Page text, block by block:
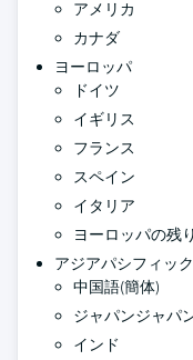
アメリカ
カナダ
ヨーロッパ
ドイツ
イギリス
フランス
スペイン
イタリア
ヨーロッパの残り
アジアパシフィック
中国語(簡体)
ジャパンジャパ
インド